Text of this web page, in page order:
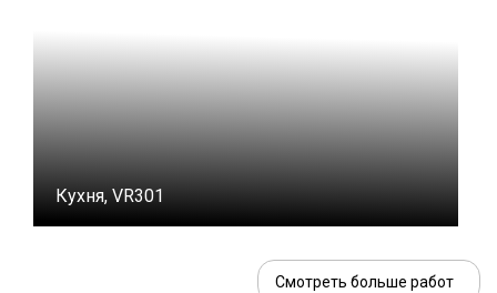
Кухня, VR301
Смотреть больше работ